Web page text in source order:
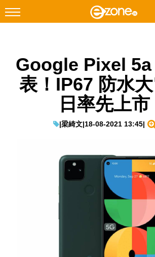
Facebook Instagram
科技焦點
Enterprise Digital Transformation
Google Pixel 5a
表！IP67 防水
日率先上市
|梁綺文|18-08-2021 13:45|